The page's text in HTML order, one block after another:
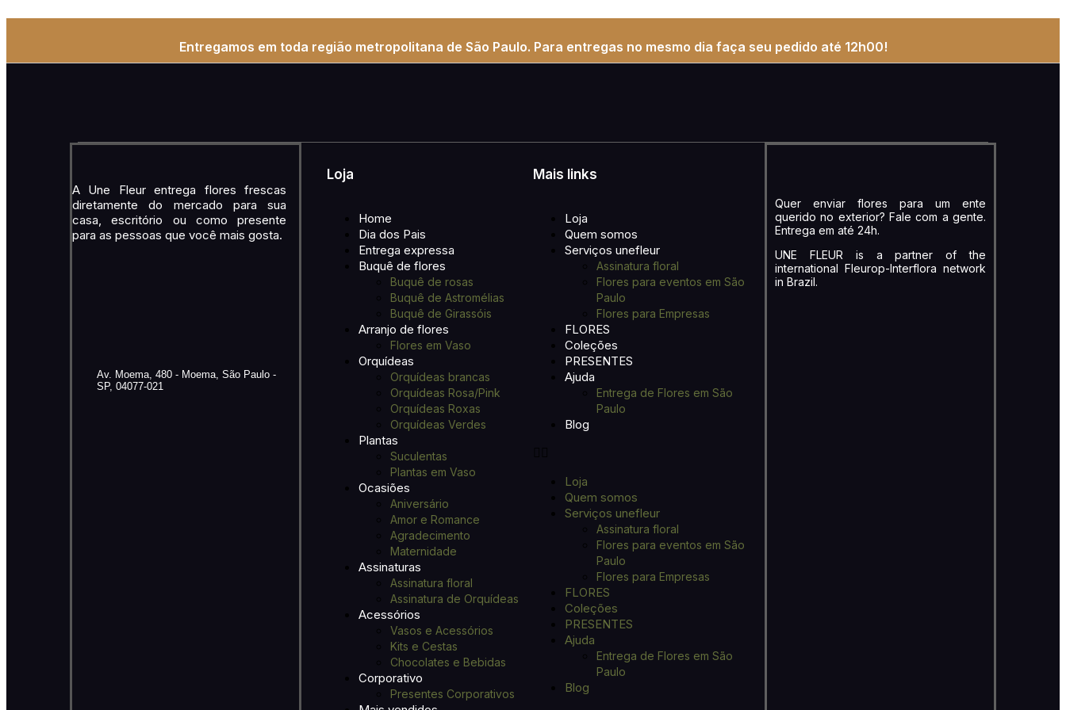
Entregamos em toda região metropolitana de São Paulo. Para entregas no mesmo dia faça seu pedido até 12h00!
A Une Fleur entrega flores frescas
diretamente do mercado para sua
casa, escritório ou como presente
para as pessoas que você mais gosta.
Av. Moema, 480 - Moema, São Paulo -
SP, 04077-021
Loja
Home
Dia dos Pais
Entrega expressa
Buquê de flores
Buquê de rosas
Buquê de Astromélias
Buquê de Girassóis
Arranjo de flores
Flores em Vaso
Orquídeas
Orquídeas brancas
Orquídeas Rosa/Pink
Orquídeas Roxas
Orquídeas Verdes
Plantas
Suculentas
Plantas em Vaso
Ocasiões
Aniversário
Amor e Romance
Agradecimento
Maternidade
Assinaturas
Assinatura floral
Assinatura de Orquídeas
Acessórios
Vasos e Acessórios
Kits e Cestas
Chocolates e Bebidas
Corporativo
Presentes Corporativos
Mais links
Loja
Quem somos
Serviços unefleur
Assinatura floral
Flores para eventos em São
Paulo
Flores para Empresas
FLORES
Coleções
PRESENTES
Ajuda
Entrega de Flores em São
Paulo
Blog
Loja
Quem somos
Serviços unefleur
Assinatura floral
Flores para eventos em São
Paulo
Flores para Empresas
FLORES
Coleções
PRESENTES
Ajuda
Entrega de Flores em São
Paulo
Blog
Quer enviar flores para um ente
querido no exterior? Fale com a gente.
Entrega em até 24h.
UNE FLEUR is a partner of the
international Fleurop-Interflora network
in Brazil.